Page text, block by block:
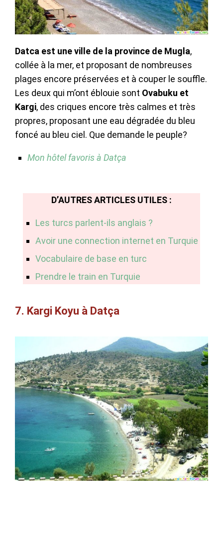
Datca est une ville de la province de Mugla,
collée à la mer, et proposant de nombreuses
plages encore préservées et à couper le souffle.
Les deux qui m’ont éblouie sont Ovabuku et
Kargi, des criques encore très calmes et très
propres, proposant une eau dégradée du bleu
foncé au bleu ciel. Que demande le peuple?
Mon hôtel favoris à Datça
D’AUTRES ARTICLES UTILES :
Les turcs parlent-ils anglais ?
Avoir une connection internet en Turquie
Vocabulaire de base en turc
Prendre le train en Turquie
7. Kargi Koyu à Datça